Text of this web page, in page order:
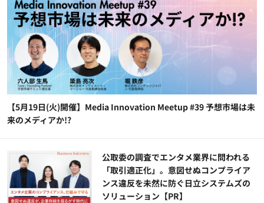
【5月19日(火)開催】Media Innovation Meetup #39 予想市場は未
来のメディアか!?
公​​取委の調査でエンタメ業界に問われる
「取引適正化」。意図せぬコンプライア
ンス違反を未然に防ぐ日立システムズの
ソリューション​【PR】